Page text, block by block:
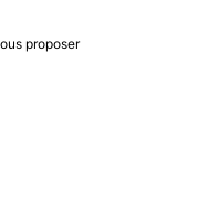
proposer